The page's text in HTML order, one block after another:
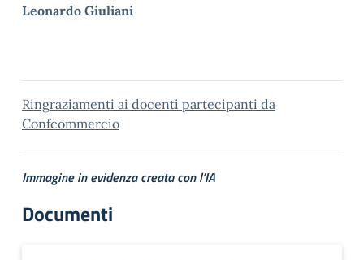
Leonardo Giuliani
Ringraziamenti ai docenti partecipanti da
Confcommercio
Immagine in evidenza creata con l’IA
Documenti